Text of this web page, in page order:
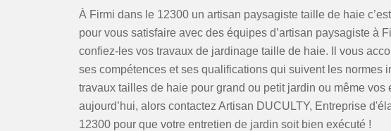
À Firmi dans le 12300 un artisan paysagiste taille de haie
pour vous satisfaire avec des équipes d’artisan paysagiste à
confiez-les vos travaux de jardinage taille de haie. Il vous
ses compétences et ses qualifications qui suivent les normes
travaux tailles de haie pour grand ou petit jardin ou même vos
aujourd’hui, alors contactez Artisan DUCULTY, Entreprise
12300 pour que votre entretien de jardin soit bien exécuté !